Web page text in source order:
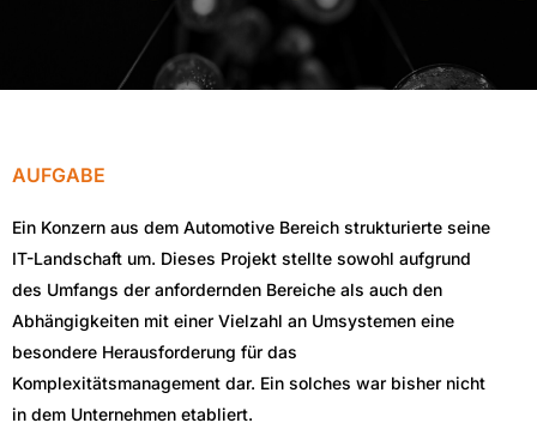
AUFGABE
Ein Konzern aus dem Automotive Bereich strukturierte seine
IT-Landschaft um. Dieses Projekt stellte sowohl aufgrund
des Umfangs der anfordernden Bereiche als auch den
Abhängigkeiten mit einer Vielzahl an Umsystemen eine
besondere Herausforderung für das
Komplexitätsmanagement dar. Ein solches war bisher nicht
in dem Unternehmen etabliert.